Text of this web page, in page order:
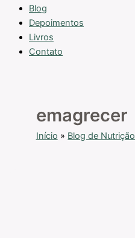
Blog
Depoimentos
Livros
Contato
emagrecer
Início Blog de Nutrição